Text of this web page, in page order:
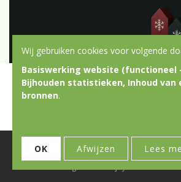
© Copyright 2026 | Don Bosco Vorming &
Wij gebruiken cookies voor volgende
Basiswerking website (functioneel
Bijhouden statistieken, Inhoud van
bronnen.
OK Afwijzen Lees